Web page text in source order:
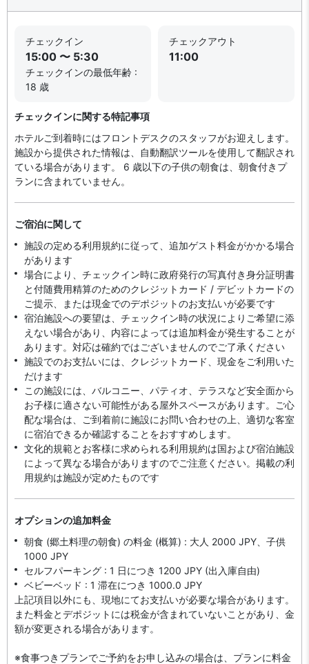
チェックイン
15:00 〜 5:30
チェックインの最低年齢 :
18 歳
チェックアウト
11:00
チェックインに関する特記事項
ホテルご到着時にはフロントデスクのスタッフがお迎えします。
施設から提供された情報は、自動翻訳ツールを使用して翻訳され
ている場合があります。 6 歳以下の子供の朝食は、朝食付きプ
ランに含まれていません。
ご宿泊に関して
施設の定める利用規約に従って、追加ゲスト料金がかかる場合
があります
場合により、チェックイン時に政府発行の写真付き身分証明書
と付随費用精算のためのクレジットカード / デビットカードの
ご提示、または現金でのデポジットのお支払いが必要です
宿泊施設への要望は、チェックイン時の状況によりご希望に添
えない場合があり、内容によっては追加料金が発生することが
あります。対応は確約ではございませんのでご了承ください
施設でのお支払いには、クレジットカード、現金をご利用いた
だけます
この施設には、バルコニー、パティオ、テラスなど安全面から
お子様に適さない可能性がある屋外スペースがあります。ご心
配な場合は、ご到着前に施設にお問い合わせの上、適切な客室
に宿泊できるか確認することをおすすめします。
文化的規範とお客様に求められる利用規約は国および宿泊施設
によって異なる場合がありますのでご注意ください。掲載の利
用規約は施設が定めたものです
オプションの追加料金
朝食 (郷土料理の朝食) の料金 (概算) : 大人 2000 JPY、子供
1000 JPY
セルフパーキング : 1 日につき 1200 JPY (出入庫自由)
ベビーベッド : 1 滞在につき 1000.0 JPY
上記項目以外にも、現地にてお支払いが必要な場合があります。
また料金とデポジットには税金が含まれていないことがあり、金
額が変更される場合があります。
※食事つきプランでご予約をお申し込みの場合は、プランに料金